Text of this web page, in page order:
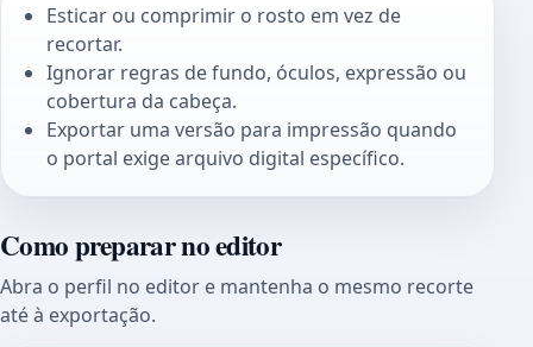
Esticar ou comprimir o rosto em vez de
recortar.
Ignorar regras de fundo, óculos, expressão ou
cobertura da cabeça.
Exportar uma versão para impressão quando
o portal exige arquivo digital específico.
Como preparar no editor
Abra o perfil no editor e mantenha o mesmo recorte
até à exportação.